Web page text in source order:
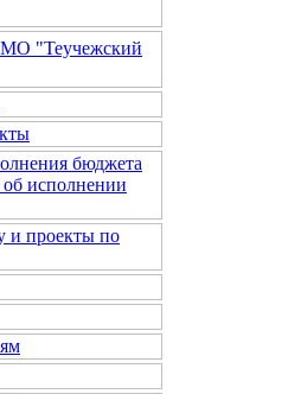
"Теучежский
бюджета
исполнении
и проекты по